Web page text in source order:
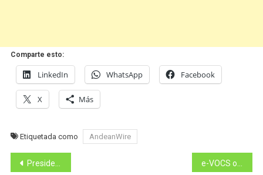
Comparte esto:
LinkedIn WhatsApp Facebook
X Más
Etiquetada como AndeanWire
Navegación
Presidente de Ecuador dio un emotivo discurso en la Plaza de la Revolución